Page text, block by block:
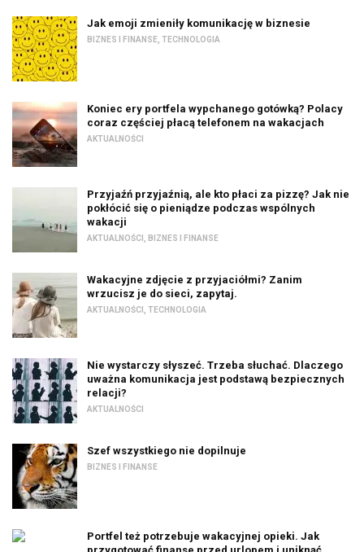
Jak emoji zmieniły komunikację w biznesie
BIZNES I FINANSE TECHNOLOGIA
Koniec ery portfela wypchanego gotówką? Polacy
coraz częściej płacą telefonem na wakacjach
AKTUALNOŚCI
Przyjaźń przyjaźnią, ale kto płaci za pizzę? Jak nie
pokłócić się o pieniądze podczas wspólnych
wakacji
AKTUALNOŚCI BIZNES I FINANSE
Wakacyjne zdjęcie z przyjaciółmi? Zanim
wrzucisz je do sieci, zapytaj.
AKTUALNOŚCI TECHNOLOGIA
Nie wystarczy słyszeć. Trzeba słuchać. Dlaczego
uważna komunikacja jest podstawą bezpiecznych
relacji?
AKTUALNOŚCI
Szef wszystkiego nie dopilnuje
BIZNES I FINANSE
Portfel też potrzebuje wakacyjnej opieki. Jak